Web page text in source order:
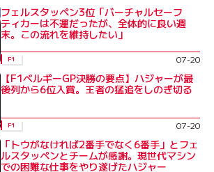
フェルスタッペン3位「バーチャルセーフ
ティカーは不運だったが、全体的に良い週
末。この流れを維持したい」
F1 07-20
【F1ベルギーGP決勝の要点】ハジャーが最
後列から6位入賞。王者の猛追をしのぎ切る
F1 07-20
「トウがなければ2番手でなく6番手」とフェ
ルスタッペンとチームが感謝。現世代マシン
での困難な仕事をやり遂げたハジャー